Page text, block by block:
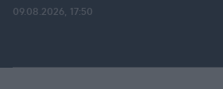
09.08.2026, 17:50